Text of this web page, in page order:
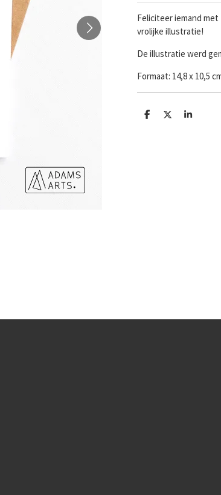
Feliciteer iemand
vrolijke illustratie!
De illustratie werd
Formaat: 14,8 x 10,5
D
D
S